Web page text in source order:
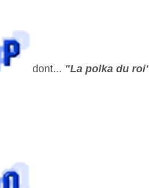
dont... "La polka du